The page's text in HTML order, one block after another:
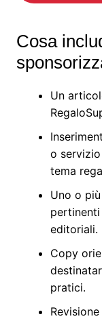
Cosa
Un
o
tema
Uno o
editoriali.
Copy
pratici.